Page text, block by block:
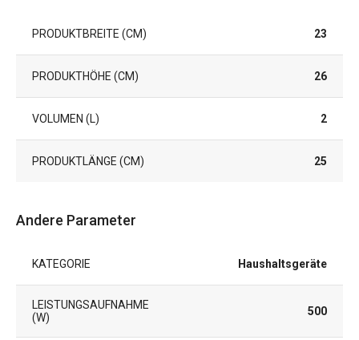
PRODUKTBREITE (CM) 23
PRODUKTHÖHE (CM) 26
VOLUMEN (L) 2
PRODUKTLÄNGE (CM) 25
Andere Parameter
KATEGORIE Haushaltsgeräte
LEISTUNGSAUFNAHME
(W)
500